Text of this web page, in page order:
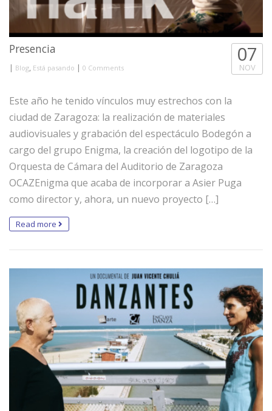
Presencia
| Blog, Está pasando | 0 Comments
07
NOV
Este año he tenido vínculos muy estrechos con la
ciudad de Zaragoza: la realización de materiales
audiovisuales y grabación del espectáculo Bodegón a
cargo del grupo Enigma, la creación del logotipo de la
Orquesta de Cámara del Auditorio de Zaragoza
OCAZEnigma que acaba de incorporar a Asier Puga
como director y, ahora, un nuevo proyecto […]
Read more